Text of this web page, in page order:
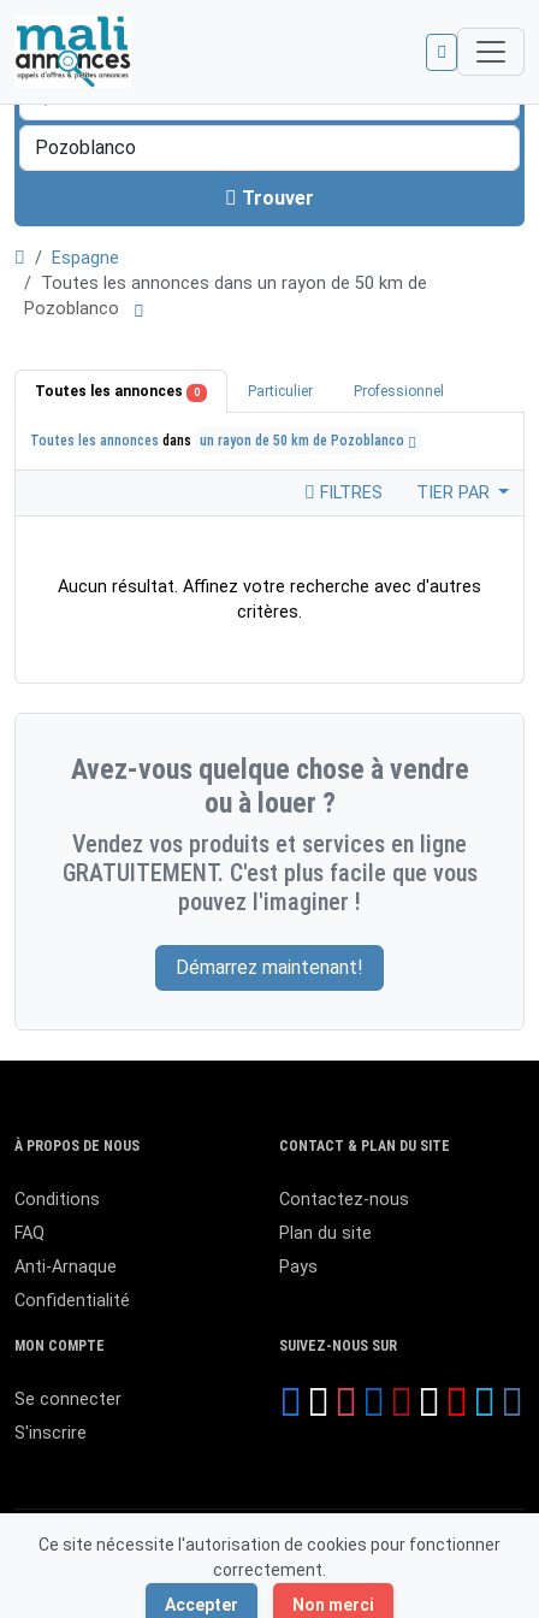
Trouver
Espagne
Toutes les annonces dans un rayon de 50 km de
Pozoblanco
Toutes les annonces 0 Particulier Professionnel
Toutes les annonces dans un rayon de 50 km de Pozoblanco
FILTRES TIER PAR
Aucun résultat. Affinez votre recherche avec d'autres
critères.
Avez-vous quelque chose à vendre
ou à louer ?
Vendez vos produits et services en ligne
GRATUITEMENT. C'est plus facile que vous
pouvez l'imaginer !
Démarrez maintenant!
Ce site nécessite l'autorisation de cookies pour fonctionner
correctement.
Accepter
Non merci
À PROPOS DE NOUS
Conditions
FAQ
Anti-Arnaque
Confidentialité
CONTACT & PLAN DU SITE
Contactez-nous
Plan du site
Pays
MON COMPTE
Se connecter
S'inscrire
SUIVEZ-NOUS SUR
© 2026 MALI ANNONCES. Tous droits réservés.